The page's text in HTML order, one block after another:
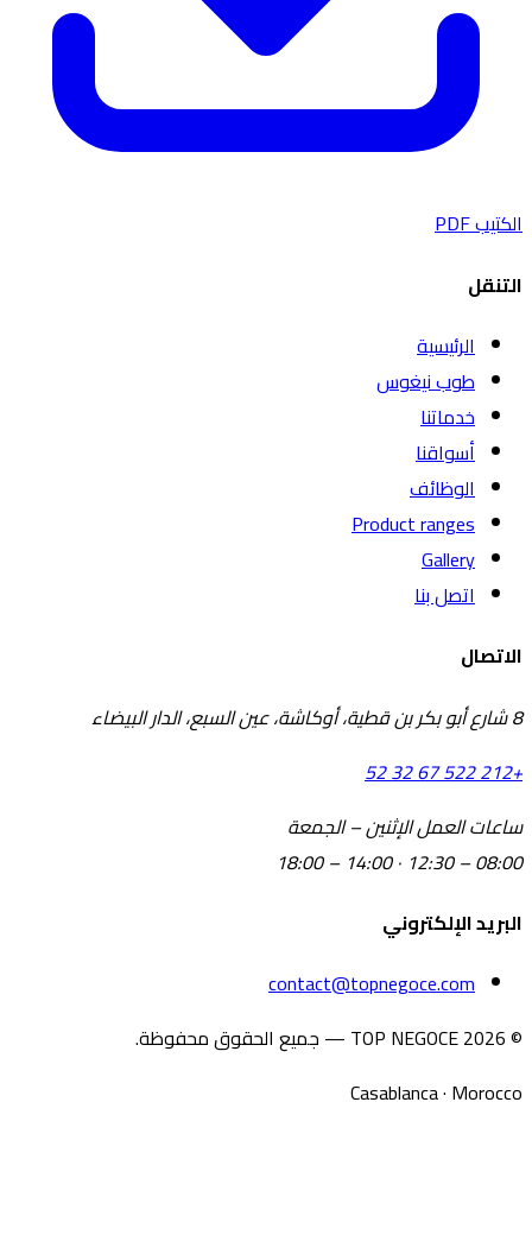
الكتيب PDF
التنقل
الرئيسية
طوب نيغوس
خدماتنا
أسواقنا
الوظائف
Product ranges
Gallery
اتصل بنا
الاتصال
8 شارع أبو بكر بن قطية، أوكاشة، عين السبع، الدار البيضاء
+212 522 67 32 52
ساعات العملالإثنين – الجمعة
08:00 – 12:30 · 14:00 – 18:00
البريد الإلكتروني
contact@topnegoce.com
© 2026 TOP NEGOCE — جميع الحقوق محفوظة.
Casablanca · Morocco